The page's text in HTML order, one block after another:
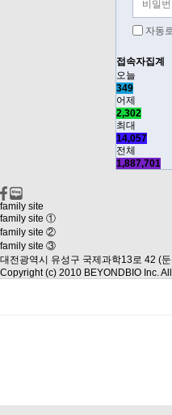
자동
접속자집계
오늘
349
어제
2,302
최대
14,057
전체
1,887,701
family site
family site ①
family site ②
family site ③
대전광역시 유성구 국제과학13로 42 (
Copyright (c) 2010 BEYONDBIO Inc.